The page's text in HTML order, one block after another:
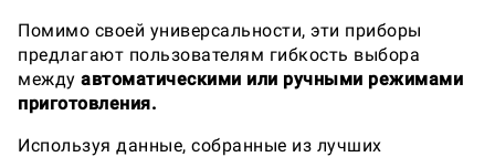
Помимо своей универсальности, эти приборы
предлагают пользователям гибкость выбора
между автоматическими или ручными режимами
приготовления.
Используя данные, собранные из лучших